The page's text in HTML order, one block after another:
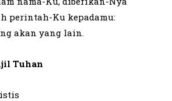
perintah-Ku kepadamu:
akan yang lain.
Tuhan